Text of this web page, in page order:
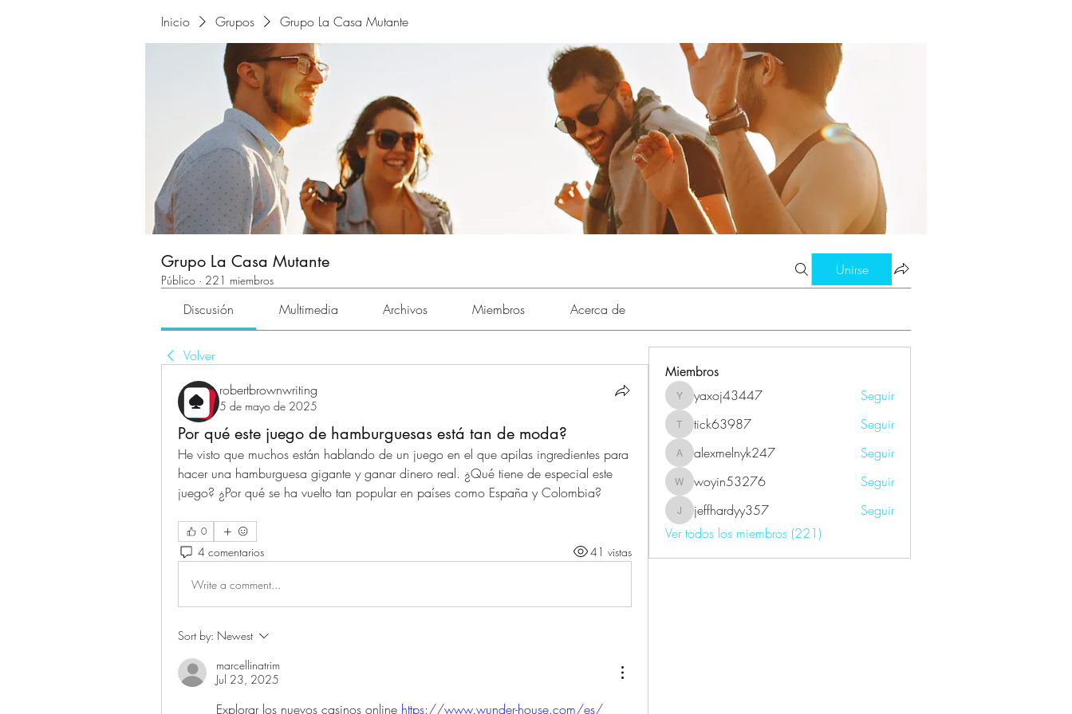
Inicio Grupos Grupo La Casa Mutante
Grupo La Casa Mutante
Público · 221 miembros
Unirse
Discusión Multimedia Archivos Miembros Acerca de
Volver
robertbrownwriting
5 de mayo de 2025
Por qué este juego de hamburguesas está tan de moda?
He visto que muchos están hablando de un juego en el que apilas ingredientes para
hacer una hamburguesa gigante y ganar dinero real. ¿Qué tiene de especial este
juego? ¿Por qué se ha vuelto tan popular en países como España y Colombia?
0
4 comentarios 41 vistas
Write a comment...
Sort by: Newest
marcellinatrim
Jul 23, 2025
Explorar los nuevos casinos online https://www.wunder-house.com/es/
Miembros
yaxoj43447
yaxoj43447 Seguir
tick63987
tick63987 Seguir
alexmelnyk247
alexmelnyk247 Seguir
woyin53276
woyin53276 Seguir
jeffhardyy357
jeffhardyy357
Seguir
Ver todos los miembros (221)